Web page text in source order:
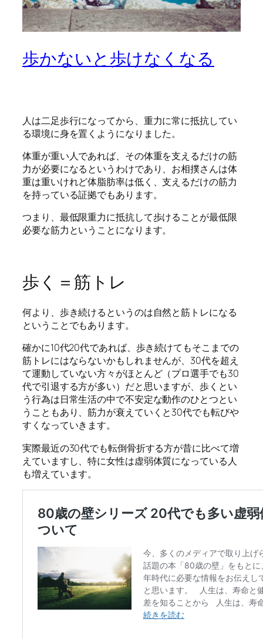
歩かないと歩けなくなる
人は二足歩行になってから、重力に常に抵抗してい
る環境に身を置くようになりました。
体重が重い人であれば、その体重を支えるだけの筋
力が必要になるというわけであり、お相撲さんは体
重は重いけれど体脂肪率は低く、支えるだけの筋力
を持っている証拠でもあります。
つまり、最低限重力に抵抗して歩けることが最低限
必要な筋力ということになります。
歩く＝筋トレ
何より、歩き続けるというのは自然と筋トレになる
ということでもあります。
確かに10代20代であれば、歩き続けてもそこまでの
筋トレにはならないかもしれませんが、30代を超え
て運動していない方々がほとんど（プロ選手でも30
代で引退する方が多い）だと思いますが、歩くとい
う行為は日常生活の中で不安定な動作のひとつとい
うこともあり、筋力が衰えていくと30代でも転びや
すくなっていきます。
実際最近の30代でも転倒骨折する方が昔に比べて増
えていますし、特に女性は虚弱体質になっている人
も増えています。